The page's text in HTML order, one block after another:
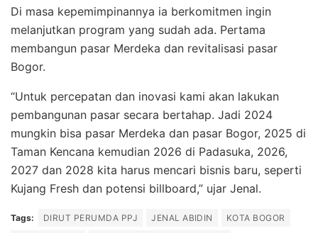
Di masa kepemimpinannya ia berkomitmen ingin
melanjutkan program yang sudah ada. Pertama
membangun pasar Merdeka dan revitalisasi pasar
Bogor.
“Untuk percepatan dan inovasi kami akan lakukan
pembangunan pasar secara bertahap. Jadi 2024
mungkin bisa pasar Merdeka dan pasar Bogor, 2025 di
Taman Kencana kemudian 2026 di Padasuka, 2026,
2027 dan 2028 kita harus mencari bisnis baru, seperti
Kujang Fresh dan potensi billboard,” ujar Jenal.
Tags: DIRUT PERUMDA PPJ JENAL ABIDIN
KOTA BOGOR